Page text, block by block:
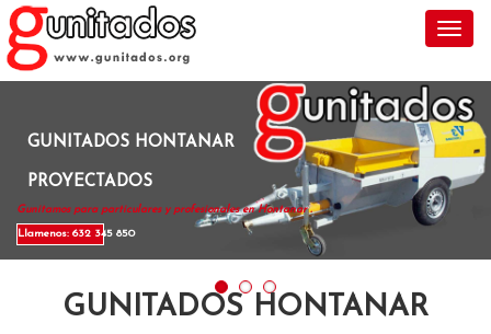
GUNITADOS HONTANAR
PROYECTADOS
Gunitamos para particulares y profesionales en Hontanar .
Llamenos: 632 345 850
GUNITADOS HONTANAR